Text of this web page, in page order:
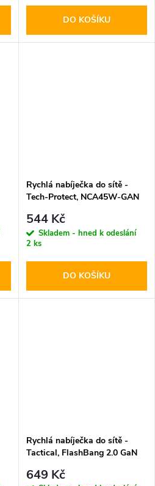
DO KOŠÍKU
Rychlá nabíječka do sítě -
Tech-Protect, NCA45W-GAN
kabel
544 Kč
Skladem - hned k odeslání
2 ks
DO KOŠÍKU
Rychlá nabíječka do sítě -
Tactical, FlashBang 2.0 GaN
649 Kč